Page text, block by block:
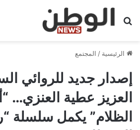
بحث عن
الرئيسية / المجتمع
إصدار جديد للروائي
العزيز عطية العنزي…
الظلام” يكمل سلسلة